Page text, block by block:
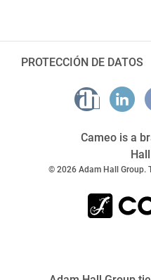
PROTECCIÓN DE DATOS
Cameo is a
© 2026 Adam Hall Group.